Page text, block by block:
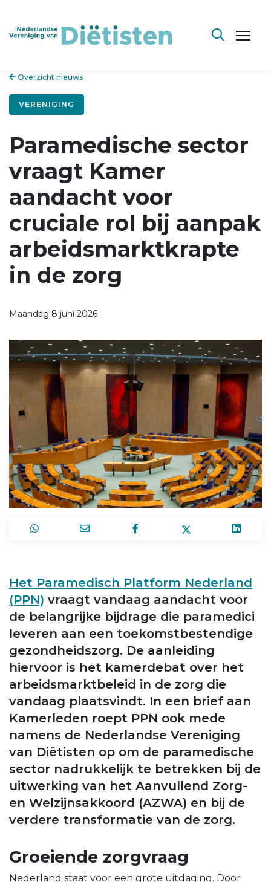
Overzicht nieuws
VERENIGING
Paramedische sector
vraagt Kamer
aandacht voor
cruciale rol bij aanpak
arbeidsmarktkrapte
in de zorg
Maandag 8 juni 2026
Het Paramedisch Platform Nederland
(PPN) vraagt vandaag aandacht voor
de belangrijke bijdrage die paramedici
leveren aan een toekomstbestendige
gezondheidszorg. De aanleiding
hiervoor is het kamerdebat over het
arbeidsmarktbeleid in de zorg die
vandaag plaatsvindt. In een brief aan
Kamerleden roept PPN ook mede
namens de Nederlandse Vereniging
van Diëtisten op om de paramedische
sector nadrukkelijk te betrekken bij de
uitwerking van het Aanvullend Zorg-
en Welzijnsakkoord (AZWA) en bij de
verdere transformatie van de zorg.
Groeiende zorgvraag
Nederland staat voor een grote uitdaging. Door